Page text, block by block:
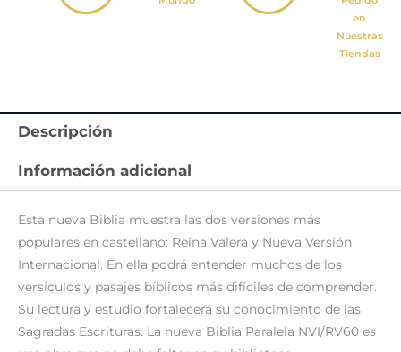
en
Nuestras
Tiendas
Descripción
Información adicional
Esta nueva Biblia muestra las dos versiones más
populares en castellano: Reina Valera y Nueva Versión
Internacional. En ella podrá entender muchos de los
versículos y pasajes bíblicos más difíciles de comprender.
Su lectura y estudio fortalecerá su conocimiento de las
Sagradas Escrituras. La nueva Biblia Paralela NVI/RV60 es